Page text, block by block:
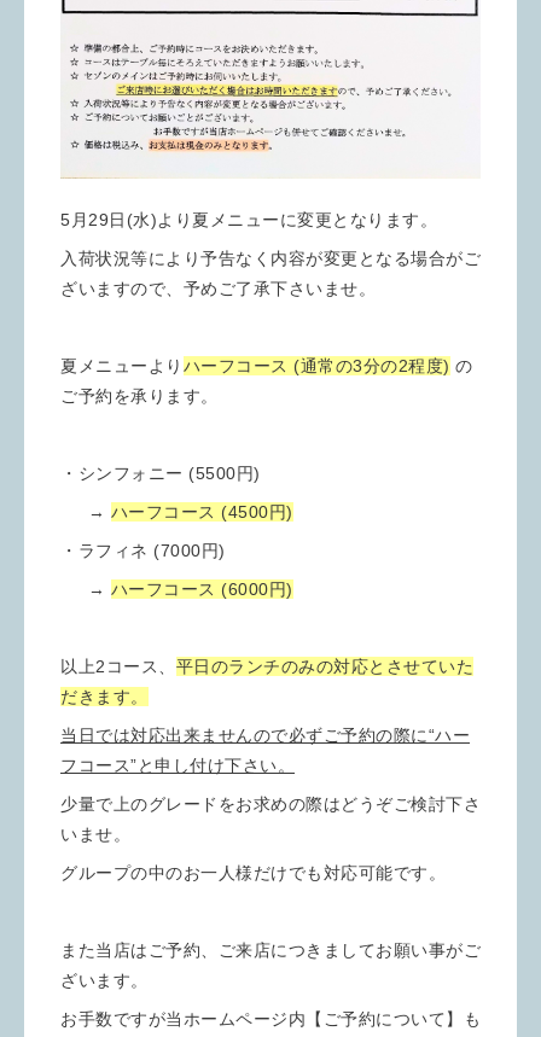
5月29日(水)より夏メニューに変更となります。
入荷状況等により予告なく内容が変更となる場合がご
ざいますので、予めご了承下さいませ。
夏メニューより ハーフコース (通常の3分の2程度) の
ご予約を承ります。
・シンフォニー (5500円)
→ ハーフコース (4500円)
・ラフィネ (7000円)
→ ハーフコース (6000円)
以上2コース、 平日のランチのみの対応とさせていた
だきます。
当日では対応出来ませんので必ずご予約の際に“ハー
フコース”と申し付け下さい。
少量で上のグレードをお求めの際はどうぞご検討下さ
いませ。
グループの中のお一人様だけでも対応可能です。
また当店はご予約、ご来店につきましてお願い事がご
ざいます。
お手数ですが当ホームページ内【ご予約について】も